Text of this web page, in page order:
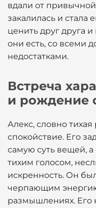
вдали от
закалилась и
ценить друг друга
они есть, со всеми
недостатками.
Встреча
и рождение
Алекс, словно тихая
спокойствие. Его
самую суть вещей,
тихим голосом,
искренность. Он
черпающим
размышлениях. Его